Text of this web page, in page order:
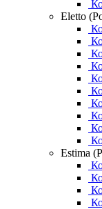
Eletto
Estima